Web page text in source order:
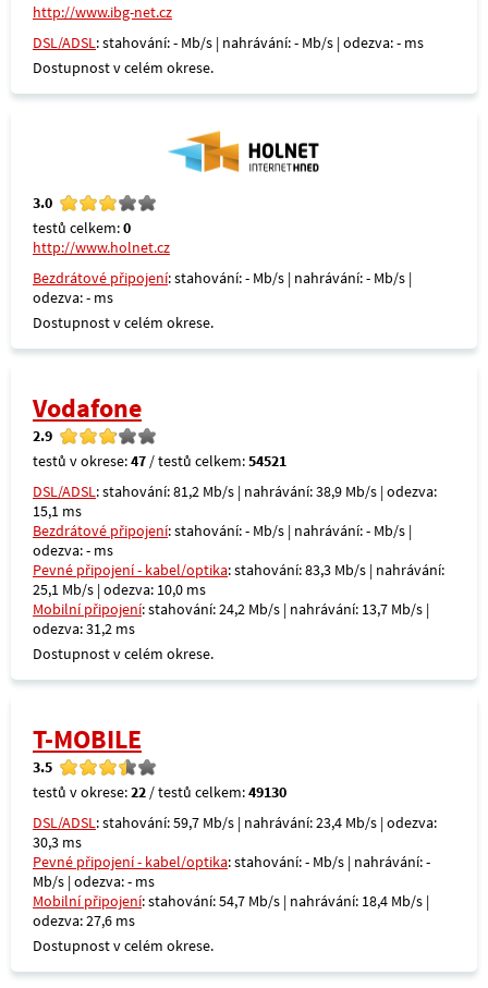
http://www.ibg-net.cz
DSL/ADSL: stahování: - Mb/s | nahrávání: - Mb/s | odezva: - ms
Dostupnost v celém okrese.
3.0
testů celkem:0
http://www.holnet.cz
Bezdrátové připojení: stahování: - Mb/s | nahrávání: - Mb/s |
odezva: - ms
Dostupnost v celém okrese.
Vodafone
2.9
testů v okrese:47 / testů celkem:54521
DSL/ADSL: stahování: 81,2 Mb/s | nahrávání: 38,9 Mb/s | odezva:
15,1 ms
Bezdrátové připojení: stahování: - Mb/s | nahrávání: - Mb/s |
odezva: - ms
Pevné připojení - kabel/optika: stahování: 83,3 Mb/s | nahrávání:
25,1 Mb/s | odezva: 10,0 ms
Mobilní připojení: stahování: 24,2 Mb/s | nahrávání: 13,7 Mb/s |
odezva: 31,2 ms
Dostupnost v celém okrese.
T-MOBILE
3.5
testů v okrese:22 / testů celkem:49130
DSL/ADSL: stahování: 59,7 Mb/s | nahrávání: 23,4 Mb/s | odezva:
30,3 ms
Pevné připojení - kabel/optika: stahování: - Mb/s | nahrávání: -
Mb/s | odezva: - ms
Mobilní připojení: stahování: 54,7 Mb/s | nahrávání: 18,4 Mb/s |
odezva: 27,6 ms
Dostupnost v celém okrese.